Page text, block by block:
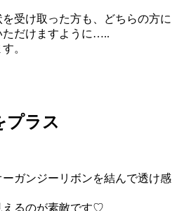
受け取った方も、どちらの方に
ただけますように…..
。
プラス
ガンジーリボンを結んで透け感
えるのが素敵です♡